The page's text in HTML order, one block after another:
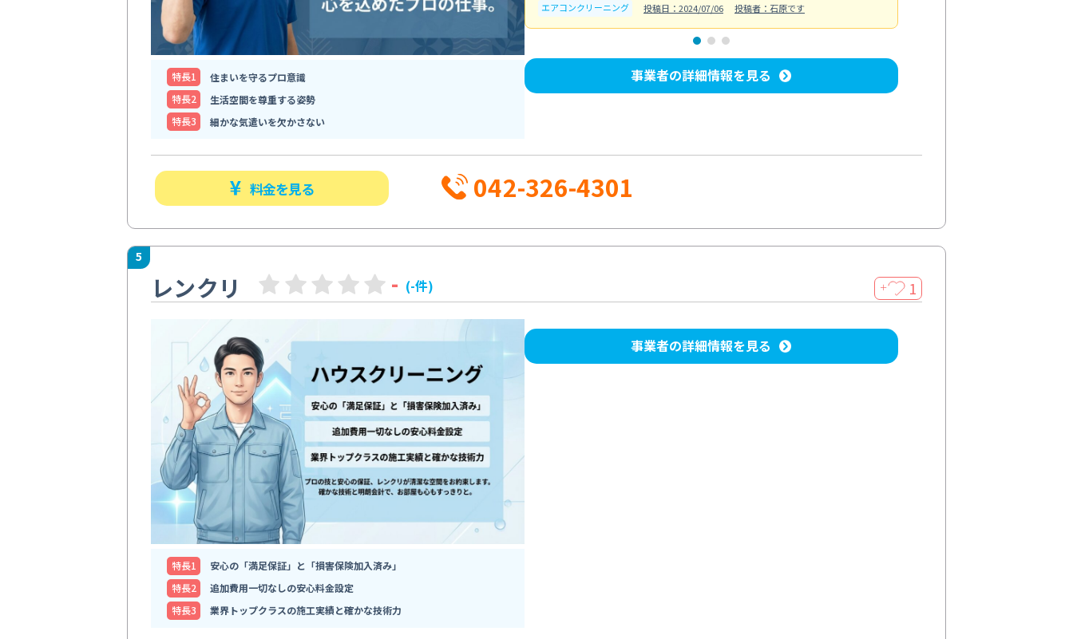
特⻑1
住まいを守るプロ意識
特⻑2
生活空間を尊重する姿勢
特⻑3
細かな気遣いを欠かさない
エアコンクリーニング 投稿日：2024/07/06 投稿者：石原です
事業者の詳細情報を見る
料金を見る 042-326-4301
5
レンクリ - (-件) ＋ 1
特⻑1
安心の「満足保証」と「損害保険加入済み」
特⻑2
追加費用一切なしの安心料金設定
特⻑3
業界トップクラスの施工実績と確かな技術力
事業者の詳細情報を見る